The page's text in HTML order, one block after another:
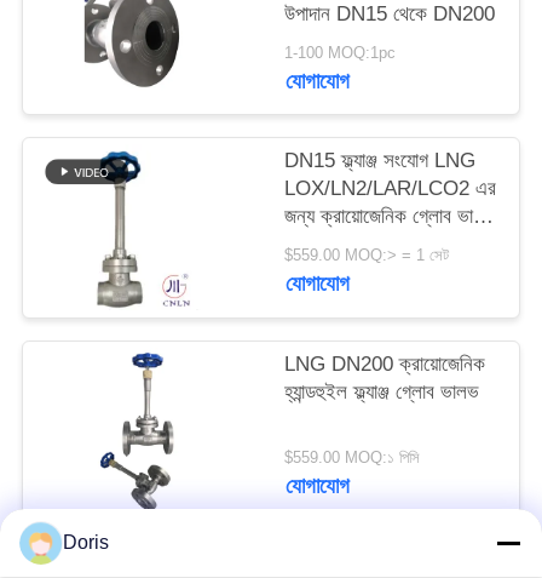
আবেদন
ম্যাপ
উপাদান DN15 থেকে DN200
1-100 MOQ:1pc
যোগাযোগ
DN15 ফ্ল্যাঞ্জ সংযোগ LNG
LOX/LN2/LAR/LCO2 এর
জন্য ক্রায়োজেনিক গ্লোব ভালভ
-196~+80°C
$559.00 MOQ:> = 1 সেট
যোগাযোগ
LNG DN200 ক্রায়োজেনিক
হ্যান্ডহুইল ফ্ল্যাঞ্জ গ্লোব ভালভ
$559.00 MOQ:১ পিসি
যোগাযোগ
Doris